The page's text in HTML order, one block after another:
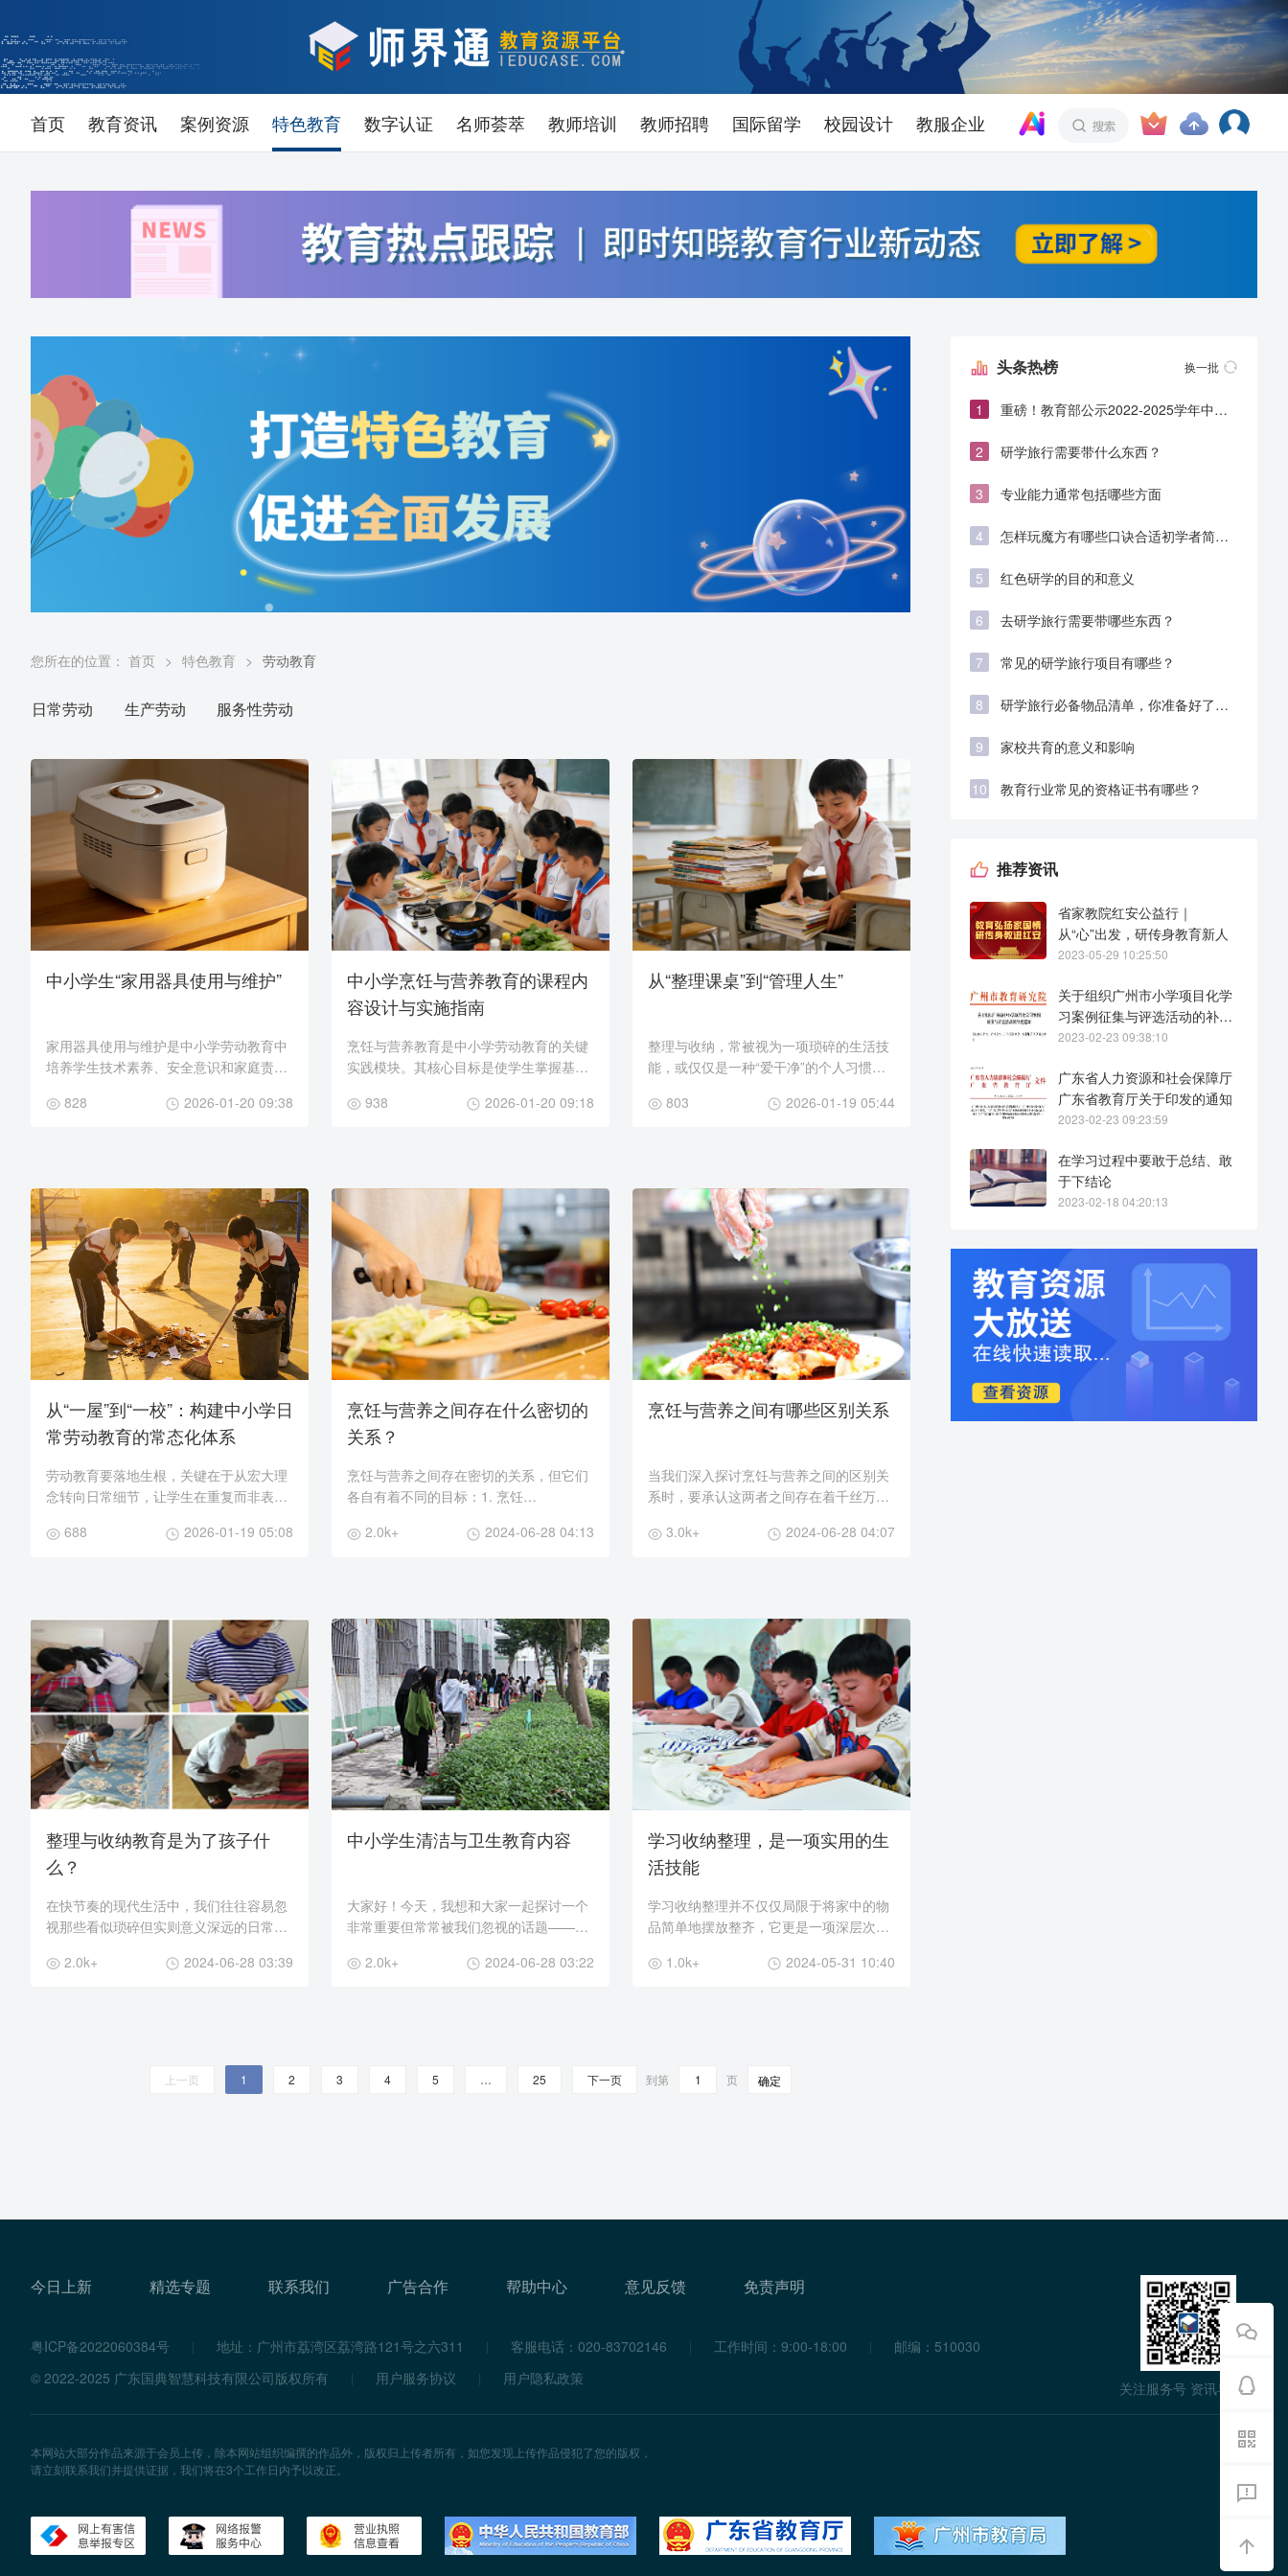
首页 教育资讯 案例资源 特色教育 数字认证 名师荟萃 教师培训 教师招聘 国际留学 校园设计 教服企业
您所在的位置： 首页 > 特色教育 > 劳动教育
日常劳动 生产劳动 服务性劳动
中小学生“家用器具使用与维护”
家用器具使用与维护是中小学劳动教育中
培养学生技术素养、安全意识和家庭责任
统掌握常见家用电器的规范操作、日常维
828 2026-01-20 09:38
中小学烹饪与营养教育的课程内
容设计与实施指南
烹饪与营养教育是中小学劳动教育的关键
实践模块。其核心目标是使学生掌握基础
学知识，并能够将其应用于日常饮食生
938 2026-01-20 09:18
从“整理课桌”到“管理人生”
整理与收纳，常被视为一项琐碎的生活技
能，或仅仅是一种“爱干净”的个人习惯。
一项奠基性的认知训练与品格养成工程。
803 2026-01-19 05:44
从“一屋”到“一校”：构建中小学日
常劳动教育的常态化体系
劳动教育要落地生根，关键在于从宏大理
念转向日常细节，让学生在重复而非表演
常”为锚点，构建一个覆盖校园与班级、有
688 2026-01-19 05:08
烹饪与营养之间存在什么密切的
关系？
烹饪与营养之间存在密切的关系，但它们
各自有着不同的目标：1. 烹饪
味和处理食材，将原始食材转化为可食用
2.0k+ 2024-06-28 04:13
烹饪与营养之间有哪些区别关系
当我们深入探讨烹饪与营养之间的区别关
系时，要承认这两者之间存在着千丝万缕
为一门艺术，不仅追求食物的色香味，更
3.0k+ 2024-06-28 04:07
整理与收纳教育是为了孩子什
么？
在快节奏的现代生活中，我们往往容易忽
视那些看似琐碎但实则意义深远的日常习
被低估但尤为重要的教育内容。它不仅关
2.0k+ 2024-06-28 03:39
中小学生清洁与卫生教育内容
大家好！今天，我想和大家一起探讨一个
非常重要但常常被我们忽视的话题——清
健康，更关系到我们共同学习和生活的环
2.0k+ 2024-06-28 03:22
学习收纳整理，是一项实用的生
活技能
学习收纳整理并不仅仅局限于将家中的物
品简单地摆放整齐，它更是一项深层次的
而提升生活品质，并实现对物品的妥善管
1.0k+ 2024-05-31 10:40
上一页 1 2 3 4 5 … 25 下一页 到第 页 确定
头条热榜 换一批
1
2
研学旅行需要带什么东西？
3 专业能力通常包括哪些方面
4
5
红色研学的目的和意义
6 去研学旅行需要带哪些东西？
7 常见的研学旅行项目有哪些？
8
9
家校共育的意义和影响
10 教育行业常见的资格证书有哪些？
推荐资讯
省家教院红安公益行｜
从“心”出发，研传身教育新人
2023-05-29 10:25:50
关于组织广州市小学项目化学
习案例征集与评选活动的补充
通知
2023-02-23 09:38:10
广东省人力资源和社会保障厅
广东省教育厅关于印发的通知
2023-02-23 09:23:59
在学习过程中要敢于总结、敢
于下结论
2023-02-18 04:20:13
今日上新 精选专题 联系我们 广告合作 帮助中心 意见反馈 免责声明
粤ICP备2022060384号 地址：广州市荔湾区荔湾路121号之六311 客服电话：020-83702146 工作时间：9:00-18:00
邮编：510030
© 2022-2025 广东国典智慧科技有限公司版权所有
用户服务协议 用户隐私政策
关注服务号 资讯早知道
本网站大部分作品来源于会员上传，除本网站组织编撰的作品外，版权归上传者所有，如您发现上传作品侵犯了您的版权，
请立刻联系我们并提供证据，我们将在3个工作日内予以改正。